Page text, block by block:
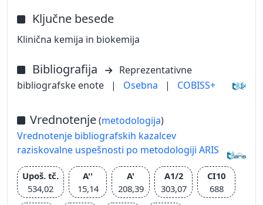
Ključne besede
Klinična kemija in biokemija
Bibliografija
Reprezentativne
bibliografske enote
| Osebna | COBISS+
Vrednotenje(metodologija)
Vrednotenje bibliografskih kazalcev
raziskovalne uspešnosti po metodologiji ARIS
Upoš. tč.
534,02
A''
15,14
A'
208,39
A1/2
303,07
CI10
688